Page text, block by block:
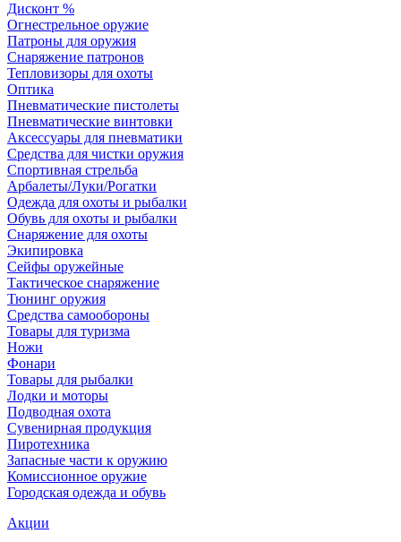
Дисконт %
Огнестрельное оружие
Патроны для оружия
Снаряжение патронов
Тепловизоры для охоты
Оптика
Пневматические пистолеты
Пневматические винтовки
Аксессуары для пневматики
Средства для чистки оружия
Спортивная стрельба
Арбалеты/Луки/Рогатки
Одежда для охоты и рыбалки
Обувь для охоты и рыбалки
Снаряжение для охоты
Экипировка
Сейфы оружейные
Тактическое снаряжение
Тюнинг оружия
Средства самообороны
Товары для туризма
Ножи
Фонари
Товары для рыбалки
Лодки и моторы
Подводная охота
Сувенирная продукция
Пиротехника
Запасные части к оружию
Комиссионное оружие
Городская одежда и обувь
Акции